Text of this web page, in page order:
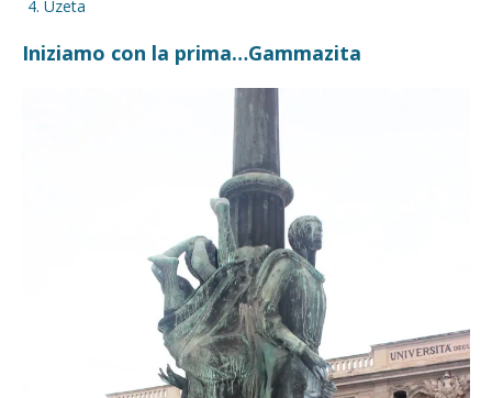
Uzeta
Iniziamo con la prima…Gammazita